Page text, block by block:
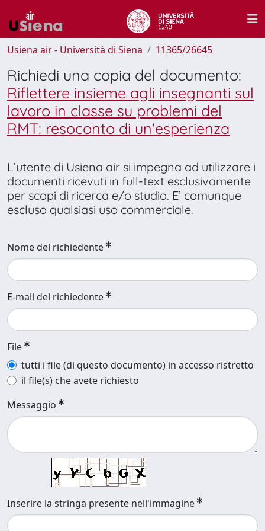
Usiena air - Università di Siena 11365/26645
Richiedi una copia del documento:
Riflettere insieme agli insegnanti sul
lavoro in classe su problemi del
RMT: resoconto di un'esperienza
L’utente di Usiena air si impegna ad utilizzare i
documenti ricevuti in full-text esclusivamente
per scopi di ricerca e/o studio. E’ comunque
escluso qualsiasi uso commerciale.
Nome del richiedente
E-mail del richiedente
File
tutti i file (di questo documento) in accesso ristretto
il file(s) che avete richiesto
Messaggio
Inserire la stringa presente nell'immagine